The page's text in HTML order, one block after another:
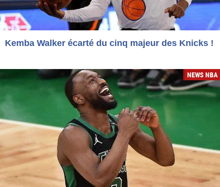
Kemba Walker écarté du cinq majeur des Knicks !
NEWS NBA